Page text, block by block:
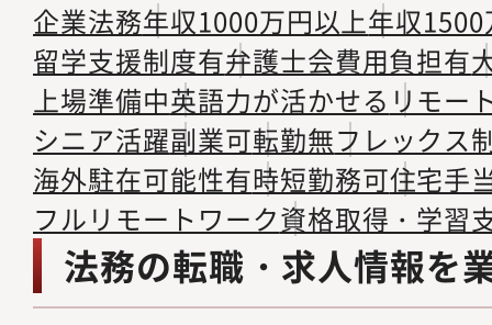
企業法務年収1000万円以上年収
留学支援制度有弁護士会費用負担有
上場準備中英語力が活かせる リモー
シニア活躍副業可転勤無フレックス
海外駐在可能性有時短勤務可住宅手
フルリモートワーク資格取得・学習
法務の転職・求人情報を